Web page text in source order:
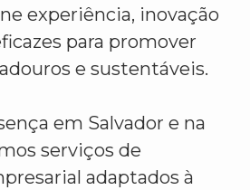
experiência, inovação
para promover
e sustentáveis.
em Salvador e na
serviços de
adaptados à